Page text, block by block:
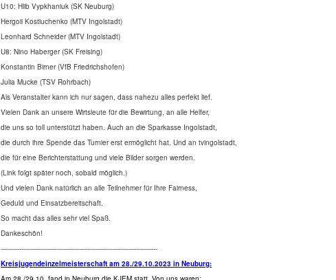
U10: Hlib Vypkhaniuk (SK Neuburg)
Hergoii Kostiuchenko (MTV Ingolstadt)
Leonhard Schneider (MTV Ingolstadt)
U8: Nino Haberger (SK Freising)
Konstantin Birner (VfB Friedrichshofen)
Julia Mucke (TSV Rohrbach)
Als Veranstalter kann ich nur sagen, dass nahezu alles perfekt lief.
Vielen Dank an unsere Wirtsleute für die Bewirtung, an alle Helfer,
die uns so toll unterstützt haben. Auch an die Sparkasse Ingolstadt,
die durch ihre Spende das Turnier erst ermöglicht hat. Und an tvingolstadt,
die für eine Berichterstattung und viele Bilder sorgen werden.
(Link folgt später noch, sobald möglich.)
Und vielen Dank natürlich an alle Teilnehmer für Ihre Fairness,
Geduld und Einsatzbereitschaft.
So macht das alles sehr viel Spaß.
Dankeschön!
----------------------------------------------------------------------------
Kreisjugendeinzelmeisterschaft am 28./29.10.2023 in Neuburg: